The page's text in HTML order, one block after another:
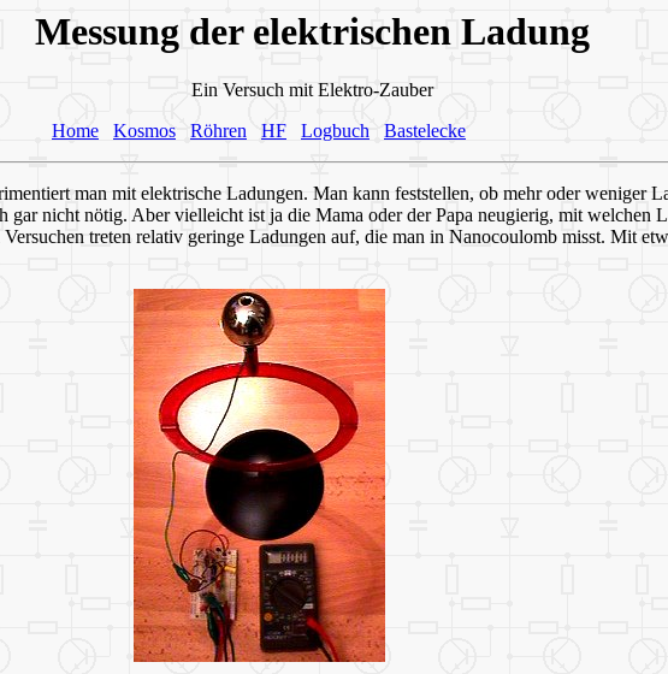
Messung der elektrischen Ladung
Ein Versuch mit Elektro-Zauber
Home
Kosmos Röhren HF Logbuch Bastelecke
man mit elektrische Ladungen. Man kann feststellen, ob mehr oder weniger
nicht nötig. Aber vielleicht ist ja die Mama oder der Papa neugierig, mit welchen
treten relativ geringe Ladungen auf, die man in Nanocoulomb misst. Mit